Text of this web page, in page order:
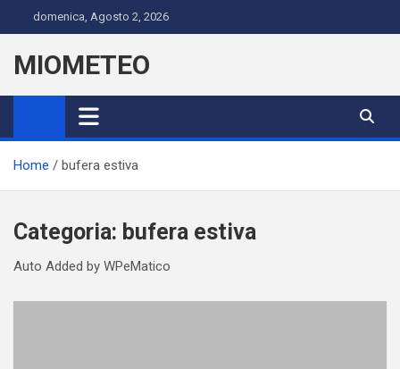
to
content
domenica, Agosto 2, 2026
MIOMETEO
Home bufera estiva
Categoria: bufera estiva
Auto Added by WPeMatico